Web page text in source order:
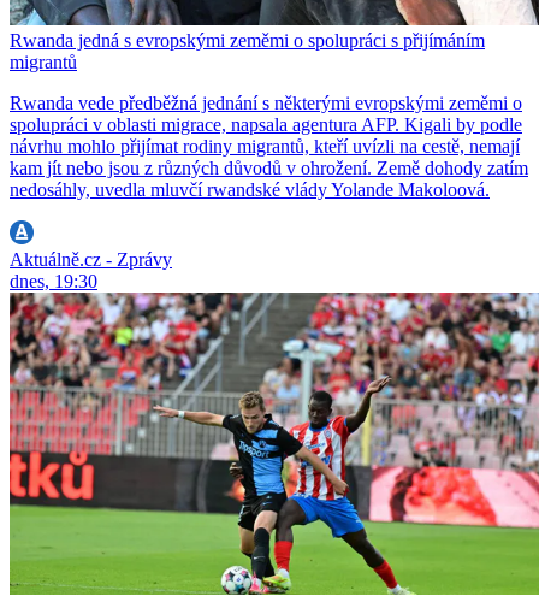
Rwanda jedná s evropskými zeměmi o spolupráci s přijímáním
migrantů
Rwanda vede předběžná jednání s některými evropskými zeměmi o
spolupráci v oblasti migrace, napsala agentura AFP. Kigali by podle
návrhu mohlo přijímat rodiny migrantů, kteří uvízli na cestě, nemají
kam jít nebo jsou z různých důvodů v ohrožení. Země dohody zatím
nedosáhly, uvedla mluvčí rwandské vlády Yolande Makoloová.
Aktuálně.cz - Zprávy
dnes, 19:30